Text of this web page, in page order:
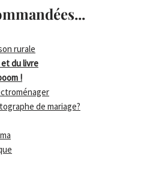
rurale
et du livre
!
de mariage?